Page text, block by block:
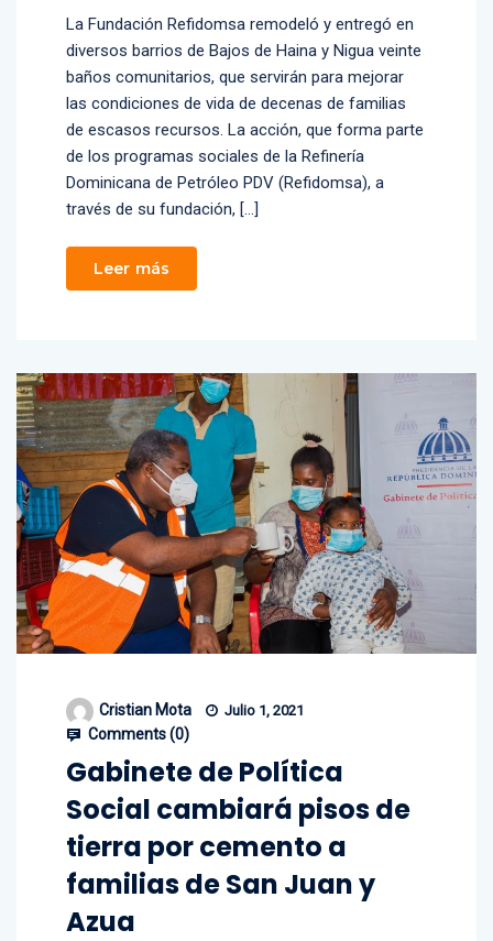
La Fundación Refidomsa remodeló y entregó en
diversos barrios de Bajos de Haina y Nigua veinte
baños comunitarios, que servirán para mejorar
las condiciones de vida de decenas de familias
de escasos recursos. La acción, que forma parte
de los programas sociales de la Refinería
Dominicana de Petróleo PDV (Refidomsa), a
través de su fundación, […]
Leer más
Cristian Mota Julio 1, 2021
Comments (0)
Gabinete de Política
Social cambiará pisos de
tierra por cemento a
familias de San Juan y
Azua